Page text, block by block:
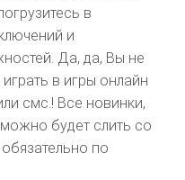
в
и
Да, да, Вы не
в игры онлайн
смс.! Все новинки,
будет слить со
по